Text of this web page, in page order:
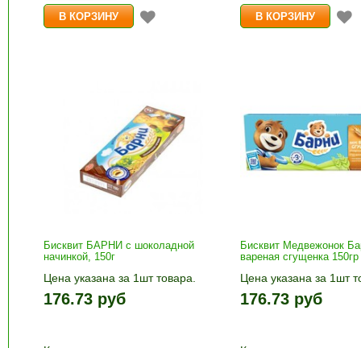
Бисквит БАРНИ с шоколадной
начинкой, 150г
Цена указана за 1шт товара.
1шт прибавляется кнопками «+»
и «-». Выберите нужное
176.73 руб
Бисквит Медвежонок
вареная сгущенка 150гр
Цена указана за 1шт
1шт прибавляется
и «-». Выберите
176.73 руб